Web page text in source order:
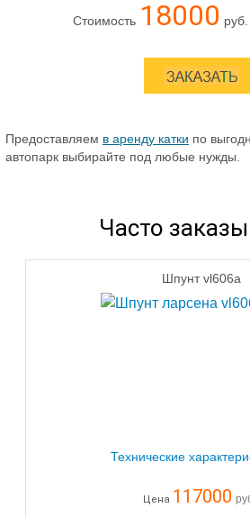
Стоимость 18000 руб.
Предоставляем в аренду катки по
автопарк выбирайте под любые нужды.
Часто
Шпунт vl606a
Технические
Цена 117000